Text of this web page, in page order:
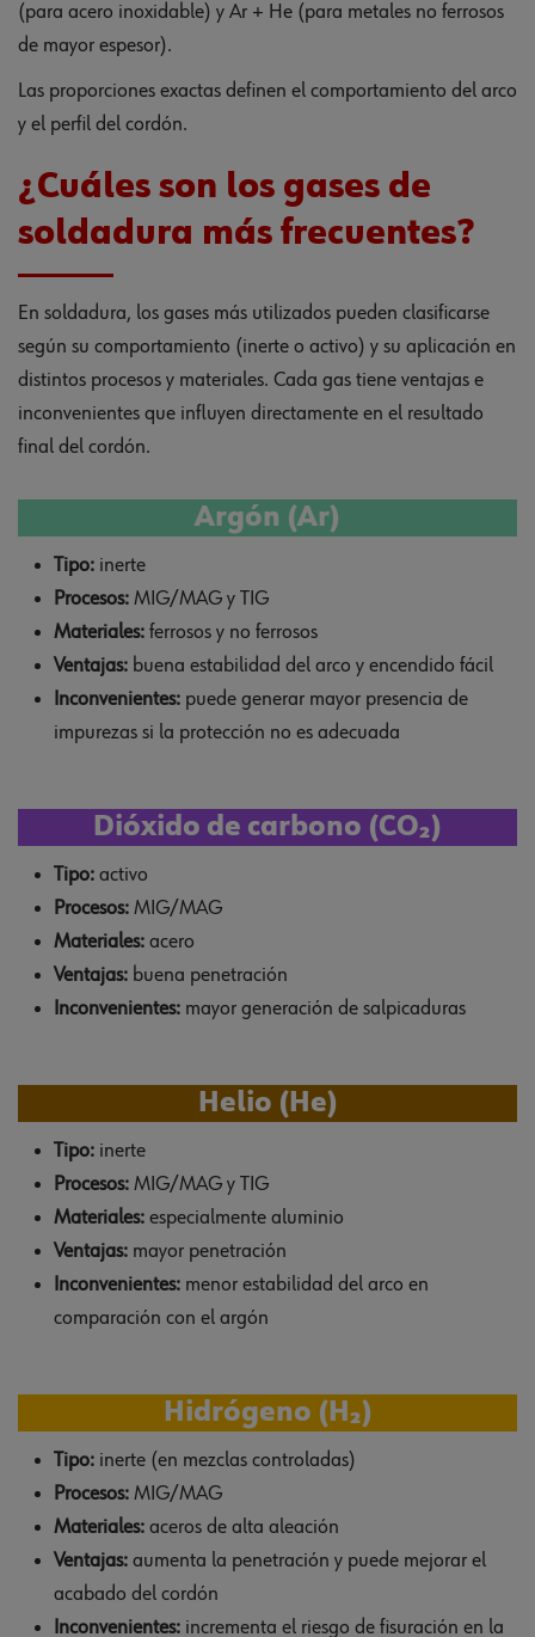
(para acero inoxidable) y Ar + He (para metales no ferrosos
de mayor espesor).
Las proporciones exactas definen el comportamiento del arco
y el perfil del cordón.
¿Cuáles son los gases de
soldadura más frecuentes?
En soldadura, los gases más utilizados pueden clasificarse
según su comportamiento (inerte o activo) y su aplicación en
distintos procesos y materiales. Cada gas tiene ventajas e
inconvenientes que influyen directamente en el resultado
final del cordón.
Argón (Ar)
Tipo: inerte
Procesos: MIG/MAG y TIG
Materiales: ferrosos y no ferrosos
Ventajas: buena estabilidad del arco y encendido fácil
Inconvenientes: puede generar mayor presencia de
impurezas si la protección no es adecuada
Dióxido de carbono (CO₂)
Tipo: activo
Procesos: MIG/MAG
Materiales: acero
Ventajas: buena penetración
Inconvenientes: mayor generación de salpicaduras
Helio (He)
Tipo: inerte
Procesos: MIG/MAG y TIG
Materiales: especialmente aluminio
Ventajas: mayor penetración
Inconvenientes: menor estabilidad del arco en
comparación con el argón
Hidrógeno (H₂)
Tipo: inerte (en mezclas controladas)
Procesos: MIG/MAG
Materiales: aceros de alta aleación
Ventajas: aumenta la penetración y puede mejorar el
acabado del cordón
Inconvenientes: incrementa el riesgo de fisuración en la